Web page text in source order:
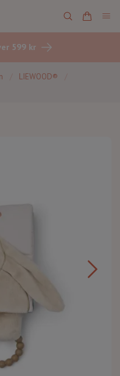
599 kr
LIEWOOD®